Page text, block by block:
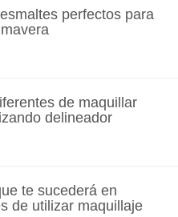
perfectos para
de maquillar
delineador
te sucederá en
de utilizar maquillaje